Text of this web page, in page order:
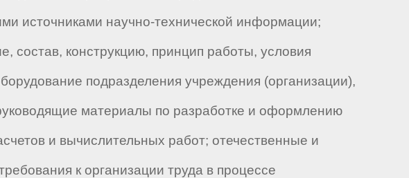
источниками научно-технической информации;
состав, конструкцию, принцип работы, условия
подразделения учреждения (организации),
материалы по разработке и оформлению
и вычислительных работ; отечественные и
к организации труда в процессе